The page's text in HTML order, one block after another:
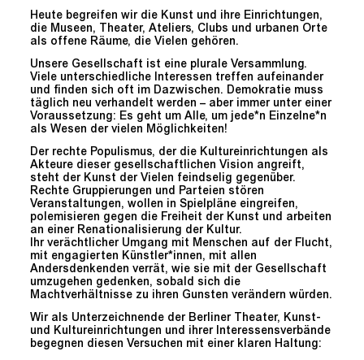
Heute begreifen wir die Kunst und ihre Einrichtungen,
die Museen, Theater, Ateliers, Clubs und urbanen Orte
als offene Räume, die Vielen gehören.
Unsere Gesellschaft ist eine plurale Versammlung.
Viele unterschiedliche Interessen treffen aufeinander
und finden sich oft im Dazwischen. Demokratie muss
täglich neu verhandelt werden – aber immer unter einer
Voraussetzung: Es geht um Alle, um jede*n Einzelne*n
als Wesen der vielen Möglichkeiten!
Der rechte Populismus, der die Kultureinrichtungen als
Akteure dieser gesellschaftlichen Vision angreift,
steht der Kunst der Vielen feindselig gegenüber.
Rechte Gruppierungen und Parteien stören
Veranstaltungen, wollen in Spielpläne eingreifen,
polemisieren gegen die Freiheit der Kunst und arbeiten
an einer Renationalisierung der Kultur.
Ihr verächtlicher Umgang mit Menschen auf der Flucht,
mit engagierten Künstler*innen, mit allen
Andersdenkenden verrät, wie sie mit der Gesellschaft
umzugehen gedenken, sobald sich die
Machtverhältnisse zu ihren Gunsten verändern würden.
Wir als Unterzeichnende der Berliner Theater, Kunst-
und Kultureinrichtungen und ihrer Interessensverbände
begegnen diesen Versuchen mit einer klaren Haltung: